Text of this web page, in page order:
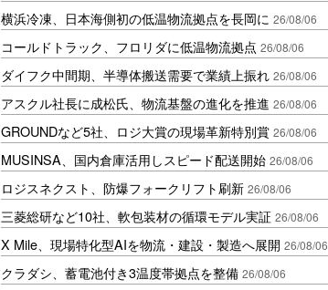
横浜冷凍、日本海側初の低温物流拠点を長岡に 26/08/06
コールドトラック、フロリダに低温物流拠点 26/08/06
ダイフク中間期、半導体搬送需要で業績上振れ 26/08/06
アスクル社長に成松氏、物流基盤の進化を推進 26/08/06
GROUNDなど5社、ロジ大賞の現場革新特別賞 26/08/06
MUSINSA、国内倉庫活用しスピード配送開始 26/08/06
ロジスネクスト、防爆フォークリフト刷新 26/08/06
三菱総研など10社、軟包装材の循環モデル実証 26/08/06
X Mile、現場特化型AIを物流・建設・製造へ展開 26/08/06
クラダシ、蓄電池付き3温度帯拠点を整備 26/08/06